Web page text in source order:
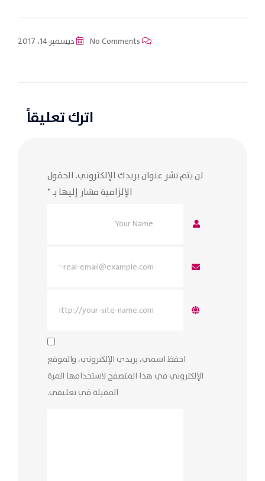
ديسمبر 14، 2017
اترك تعليقاً
لن يتم نشر عنوان بريدك الإلكتروني. الحقول
الإلزامية مشار إليها بـ*
احفظ اسمي، بريدي الإلكتروني، والموقع
الإلكتروني في هذا المتصفح لاستخدامها المرة
المقبلة في تعليقي.